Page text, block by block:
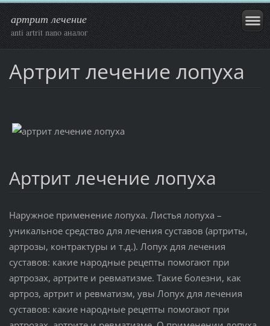
артрит лечение
anti artrit nano аналог
Артрит лечение лопуха
Артрит лечение лопуха
Наружное применение лопуха. Листья лопуха –
уникальное средство для лечения суставов (артриты,
артрозы, контрактуры и т.д.). Лопух для лечения
суставов: какие народные рецепты помогают при
артрозах, артрите и ревматизме. Такие болезни, как
артроз, артрит и ревматизм, увы Лопух для лечения
суставов: какие народные рецепты помогают при